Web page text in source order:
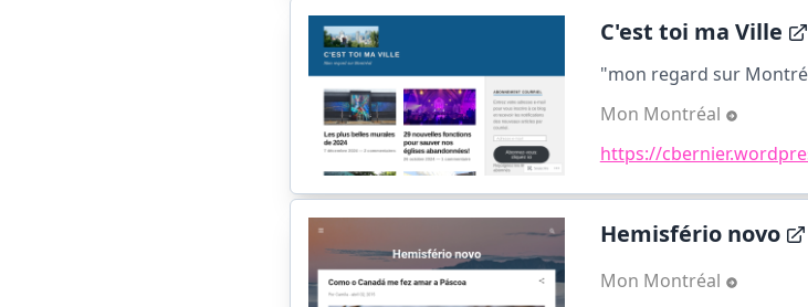
C'est toi ma Ville
"mon regard sur
Mon Montréal
https://
Hemisfério novo
Mon Montréal